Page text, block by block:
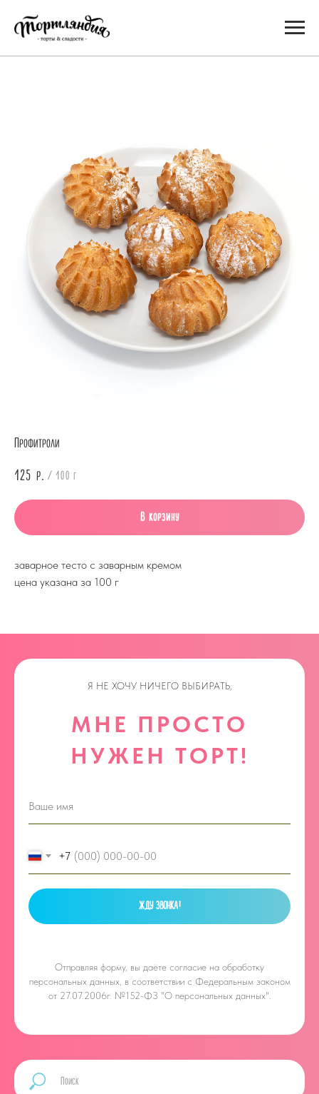
Профитроли
125 р. / 100 г
В корзину
заварное тесто с заварным кремом
цена указана за 100 г
Я НЕ ХОЧУ НИЧЕГО ВЫБИРАТЬ,
МНЕ ПРОСТО
НУЖЕН ТОРТ!
+7
ЖДУ ЗВОНКА!
Отправляя форму, вы даёте согласие на обработку
персональных данных, в соответствии с Федеральным законом
от 27.07.2006г. №152-ФЗ "О персональных данных".